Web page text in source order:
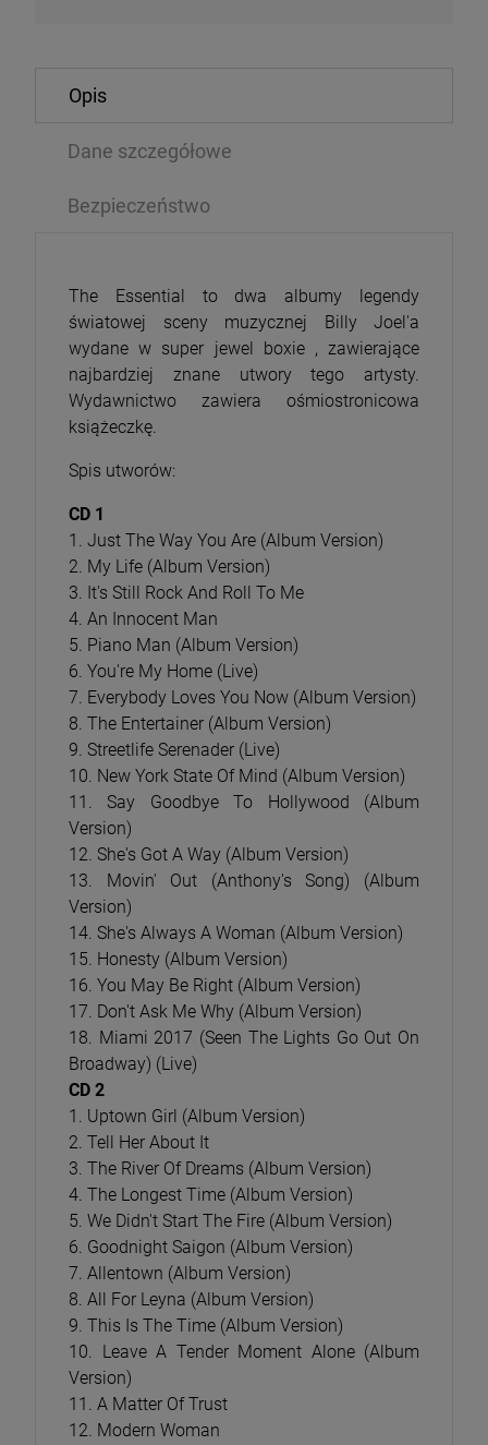
zł 134,99 zł
Opis
Dane szczegółowe
Bezpieczeństwo
The Essential to dwa albumy legendy
światowej sceny muzycznej Billy Joel'a
wydane w super jewel boxie , zawierające
najbardziej znane utwory tego artysty.
Wydawnictwo zawiera ośmiostronicowa
książeczkę.
Spis utworów:
CD 1
1. Just The Way You Are (Album Version)
2. My Life (Album Version)
3. It's Still Rock And Roll To Me
4. An Innocent Man
5. Piano Man (Album Version)
6. You're My Home (Live)
7. Everybody Loves You Now (Album Version)
8. The Entertainer (Album Version)
9. Streetlife Serenader (Live)
10. New York State Of Mind (Album Version)
11. Say Goodbye To Hollywood (Album
Version)
12. She's Got A Way (Album Version)
13. Movin' Out (Anthony's Song) (Album
Version)
14. She's Always A Woman (Album Version)
15. Honesty (Album Version)
16. You May Be Right (Album Version)
17. Don't Ask Me Why (Album Version)
18. Miami 2017 (Seen The Lights Go Out On
Broadway) (Live)
CD 2
1. Uptown Girl (Album Version)
2. Tell Her About It
3. The River Of Dreams (Album Version)
4. The Longest Time (Album Version)
5. We Didn't Start The Fire (Album Version)
6. Goodnight Saigon (Album Version)
7. Allentown (Album Version)
8. All For Leyna (Album Version)
9. This Is The Time (Album Version)
10. Leave A Tender Moment Alone (Album
Version)
11. A Matter Of Trust
12. Modern Woman